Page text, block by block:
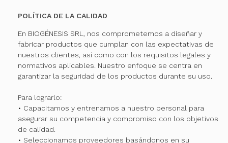
POLÍTICA DE LA CALIDAD
En BIOGÉNESIS SRL, nos comprometemos a diseñar y
fabricar productos que cumplan con las expectativas de
nuestros clientes, así como con los requisitos legales y
normativos aplicables. Nuestro enfoque se centra en
garantizar la seguridad de los productos durante su uso.
Para lograrlo:
• Capacitamos y entrenamos a nuestro personal para
asegurar su competencia y compromiso con los objetivos
de calidad.
• Seleccionamos proveedores basándonos en su